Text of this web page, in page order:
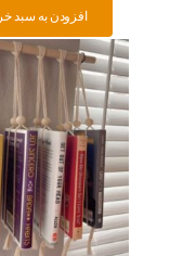
افزودن به سبد